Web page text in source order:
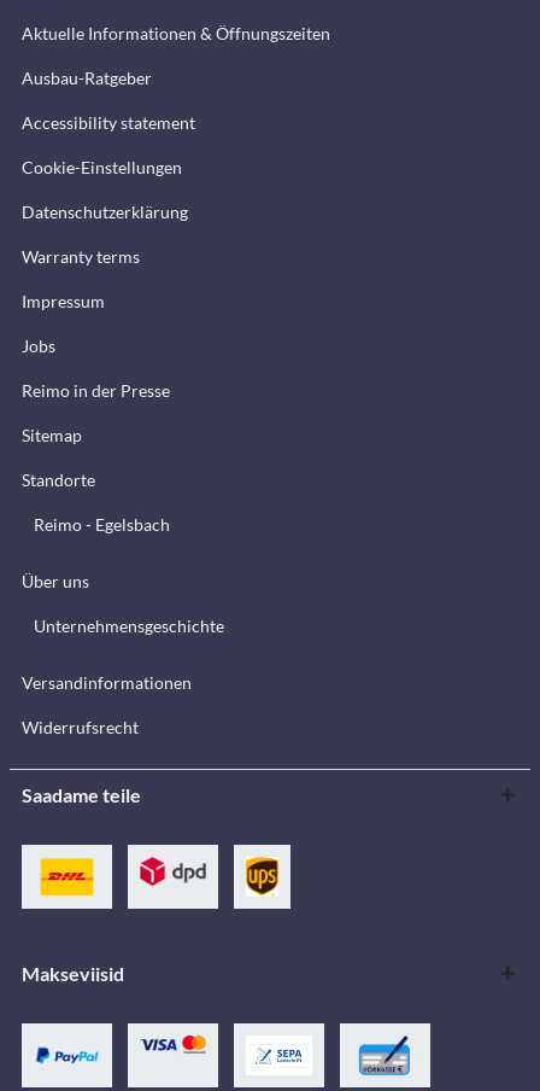
Aktuelle Informationen & Öffnungszeiten
Ausbau-Ratgeber
Accessibility statement
Cookie-Einstellungen
Datenschutzerklärung
Warranty terms
Impressum
Jobs
Reimo in der Presse
Sitemap
Standorte
Reimo - Egelsbach
Über uns
Unternehmensgeschichte
Versandinformationen
Widerrufsrecht
Saadame teile
Makseviisid